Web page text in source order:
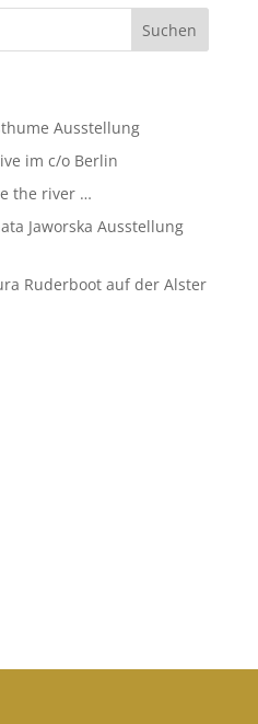
Ausstellung
im c/o Berlin
the river …
Jaworska Ausstellung
Ruderboot auf der Alster